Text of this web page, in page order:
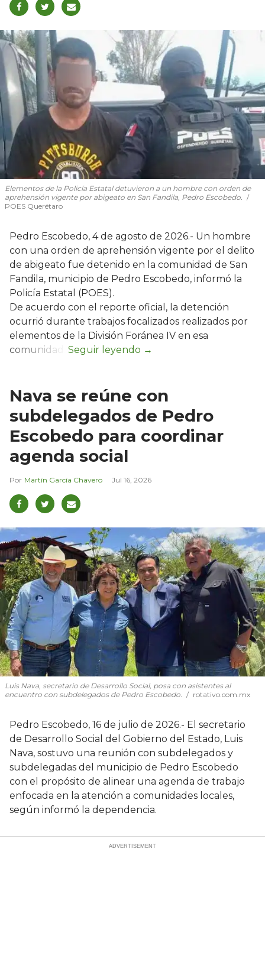
Elementos de la Policía Estatal detuvieron a un hombre con orden de
aprehensión vigente por abigeato en San Fandila, Pedro Escobedo.
POES Querétaro
Pedro Escobedo, 4 de agosto de 2026.- Un hombre
con una orden de aprehensión vigente por el delito
de abigeato fue detenido en la comunidad de San
Fandila, municipio de Pedro Escobedo, informó la
Policía Estatal (POES).
De acuerdo con el reporte oficial, la detención
ocurrió durante trabajos focalizados realizados por
elementos de la División Foránea IV en esa
comunidad.
Nava se reúne con
subdelegados de Pedro
Escobedo para coordinar
agenda social
Martín García Chavero Jul 16, 2026
Luis Nava, secretario de Desarrollo Social, posa con asistentes al
encuentro con subdelegados de Pedro Escobedo.
rotativo.com.mx
Pedro Escobedo, 16 de julio de 2026.- El secretario
de Desarrollo Social del Gobierno del Estado, Luis
Nava, sostuvo una reunión con subdelegados y
subdelegadas del municipio de Pedro Escobedo
con el propósito de alinear una agenda de trabajo
enfocada en la atención a comunidades locales,
según informó la dependencia.